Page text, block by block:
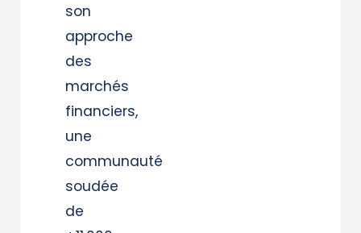
son
approche
des
marchés
financiers,
une
communauté
soudée
de